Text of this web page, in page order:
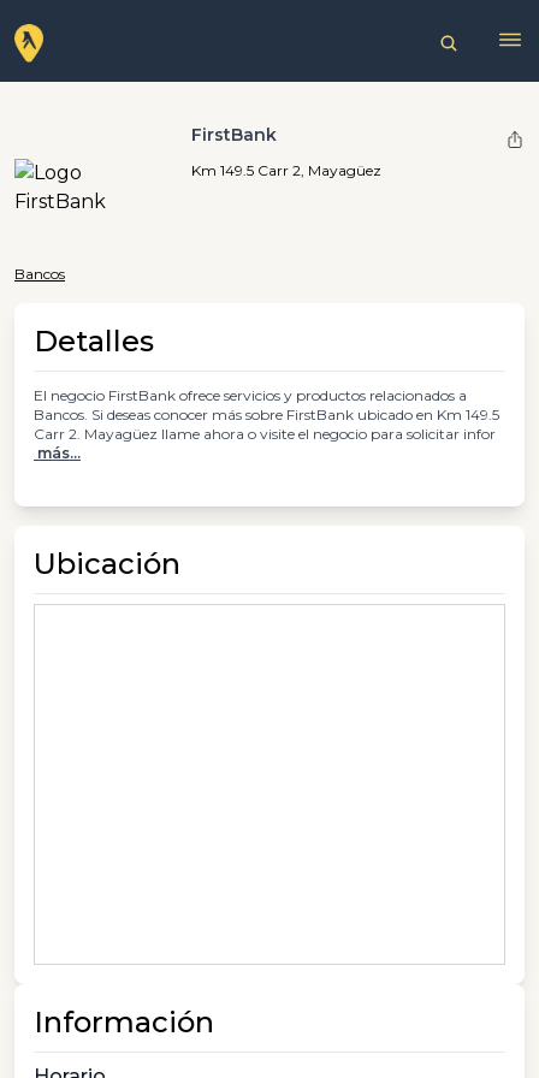
FirstBank
Km 149.5 Carr 2, Mayagüez
Bancos
Detalles
El negocio FirstBank ofrece servicios y productos relacionados a
Bancos. Si deseas conocer más sobre FirstBank ubicado en Km 149.5
Carr 2. Mayagüez llame ahora o visite el negocio para solicitar infor
más...
Ubicación
Información